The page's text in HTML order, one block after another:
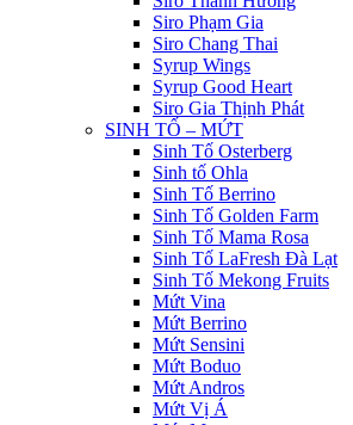
Siro Phạm Gia
Siro Chang Thai
Syrup Wings
Syrup Good Heart
Siro Gia Thịnh Phát
SINH TỐ – MỨT
Sinh Tố Osterberg
Sinh tố Ohla
Sinh Tố Berrino
Sinh Tố Golden Farm
Sinh Tố Mama Rosa
Sinh Tố LaFresh Đà Lạt
Sinh Tố Mekong Fruits
Mứt Vina
Mứt Berrino
Mứt Sensini
Mứt Boduo
Mứt Andros
Mứt Vị Á